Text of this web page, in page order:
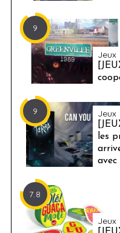
9
Jeux
9 Jeux
les
avec
7.8
Jeux